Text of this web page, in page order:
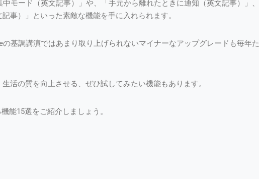
モード（英文記事）」や、「手元から離れたときに通知（英文記事）」、
事）」といった素敵な機能を手に入れられます。
基調講演ではあまり取り上げられないマイナーなアップグレードも毎年た
活の質を向上させる、ぜひ試してみたい機能もあります。
能15選をご紹介しましょう。